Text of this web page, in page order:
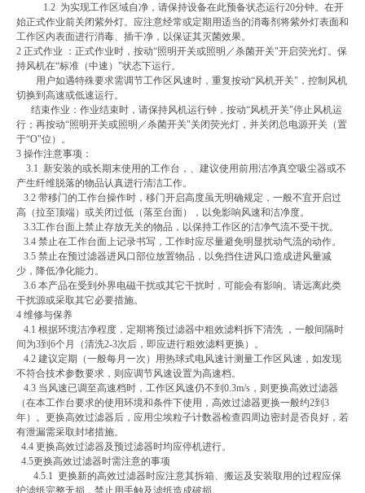
1.2 为实现工作区域自净，请保持设备在此预备状态运行20分钟。在开
始正式作业前关闭紫外灯。应注意经常或定期用适当的消毒剂将紫外灯表面和
工作区内表面进行消毒、插干净，以保证其灭菌效果。
2 正式作业 ：正式作业时，按动“照明开关或照明／杀菌开关"开启荧光灯。保
持风机在“标准（中速）"状态下运行。
用户如遇特殊要求需调节工作区风速时，重复按动“风机开关"，控制风机
切换到高速或低速运行。
结束作业：作业结束时，请保持风机运行钟，按动“风机开关"停止风机运
行；再按动“照明开关或照明／杀菌开关"关闭荧光灯，并关闭总电源开关（置
于“O"位）。
3 操作注意事项：
3.1 新安装的或长期末使用的工作台，、建议使用前用洁净真空吸尘器或不
产生纤维脱落的物品认真进行清洁工作。
3.2 带移门的工作台操作时，移门开启高度虽无明确规定，一般不宜开启过
高（拉至顶端）或关闭过低（落至台面），以免影响风速和洁净度。
3.3工作台面上禁止存放无关的物品，以保持工作区的洁净气流不受干扰。
3.4 禁止在工作台面上记录书写，工作时应尽量避免明显扰动气流的动作。
3.5 禁止在预过滤器进风口部位放置物品，以免挡住进风口造成进风量减
少，降低净化能力。
3.6 本产品在受到外界电磁干扰或其它干扰时，可能会有影响。请远离此类
干扰源或采取其它必要措施。
4 维修与保养
4.1 根据环境洁净程度，定期将预过滤器中粗效滤料拆下清洗 ，一般间隔时
间为3到6个月（清洗2-3次后，即应进行粗效滤料更换）。
4.2 建议定期（一般每月一次）用热球式电风速计测量工作区风速，如发现
不符合技术参数要求，则应调节风速设置为高速档。
4.3 当风速已调至高速档时，工作区风速仍不到0.3m/s，则更换高效过滤器
（在本工作台要求的使用环境和条件下使用，高效过滤器更换一般约2到3
年）。更换高效过滤器后，应用尘埃粒子计数器检查四周边密封是否良好，若
有泄漏需采取封堵措施。
4.4 更换高效过滤器及预过滤器时均应停机进行。
4.5更换高效过滤器时需注意的事项
4.5.1 更换新的高效过滤器时应注意其拆箱、搬运及安装取用的过程应保
护滤纸完整无损，禁止用手触及滤纸造成破损。